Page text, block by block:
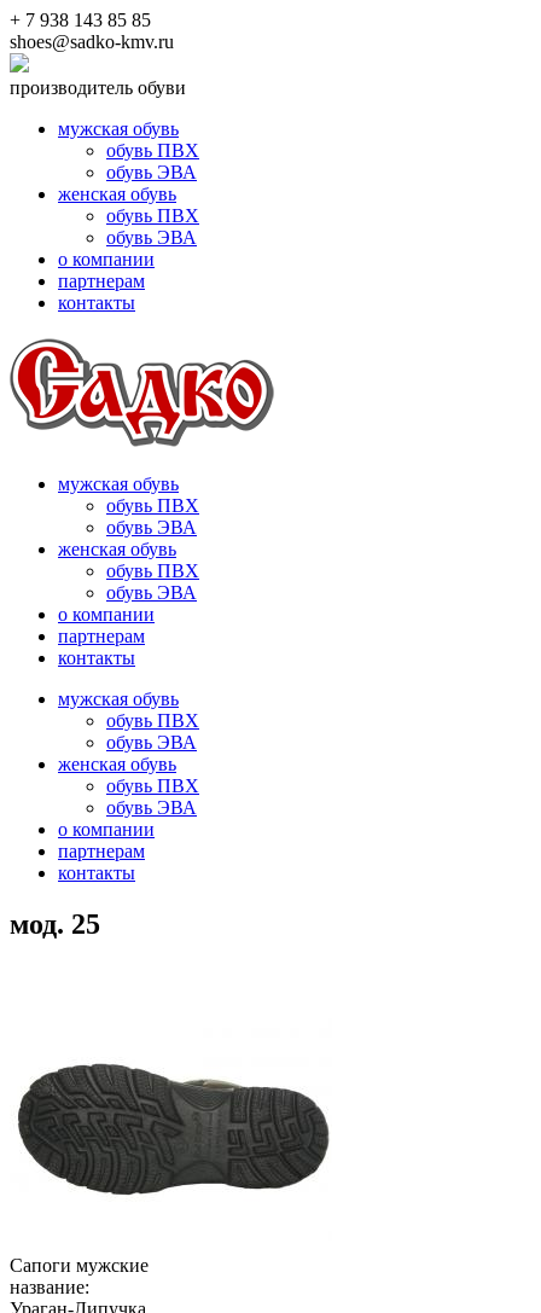
+ 7 938 143 85 85
shoes@sadko-kmv.ru
производитель обуви
мужская обувь
обувь ПВХ
обувь ЭВА
женская обувь
обувь ПВХ
обувь ЭВА
о компании
партнерам
контакты
мужская обувь
обувь ПВХ
обувь ЭВА
женская обувь
обувь ПВХ
обувь ЭВА
о компании
партнерам
контакты
мужская обувь
обувь ПВХ
обувь ЭВА
женская обувь
обувь ПВХ
обувь ЭВА
о компании
партнерам
контакты
мод. 25
Сапоги мужские
название:
Ураган-Липучка